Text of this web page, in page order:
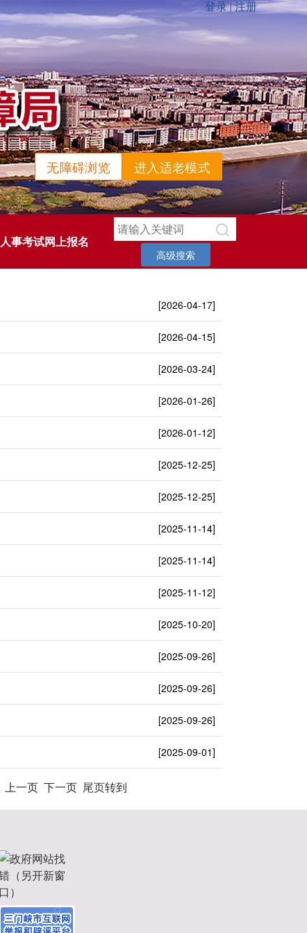
无障碍浏览 进入适老模式
人事考试网上报名
高级搜索
[2026-04-17]
[2026-04-15]
[2026-03-24]
[2026-01-26]
[2026-01-12]
[2025-12-25]
[2025-12-25]
[2025-11-14]
[2025-11-14]
[2025-11-12]
[2025-10-20]
[2025-09-26]
[2025-09-26]
[2025-09-26]
[2025-09-01]
上一页 下一页 尾页转到